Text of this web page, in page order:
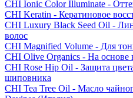
CHI Ionic Color Illuminate -
CHI Keratin - Кератиновое
CHI Luxury Black Seed Oil -
волос
CHI Magnified Volume - Для
CHI Olive Organics - На основе
CHI Rose Hip Oil - Защита
шиповника
CHI Tea Tree Oil - Масло